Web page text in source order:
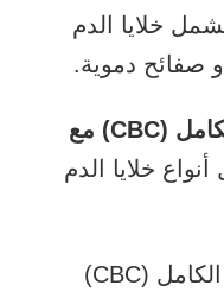
خلايا الدم
و صفائح دموية.
اختبار تعداد الدم الكامل (CBC) مع
خلايا الدم
يمكن استخدام تعداد الدم الكامل (CBC)